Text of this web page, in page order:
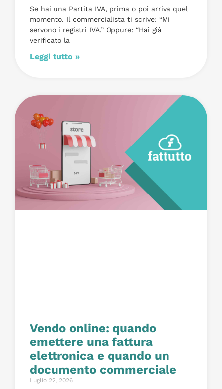
Se hai una Partita IVA, prima o poi arriva quel
momento. Il commercialista ti scrive: “Mi
servono i registri IVA.” Oppure: “Hai già
verificato la
Leggi tutto »
Vendo online: quando
emettere una fattura
elettronica e quando un
documento commerciale
Luglio 22, 2026